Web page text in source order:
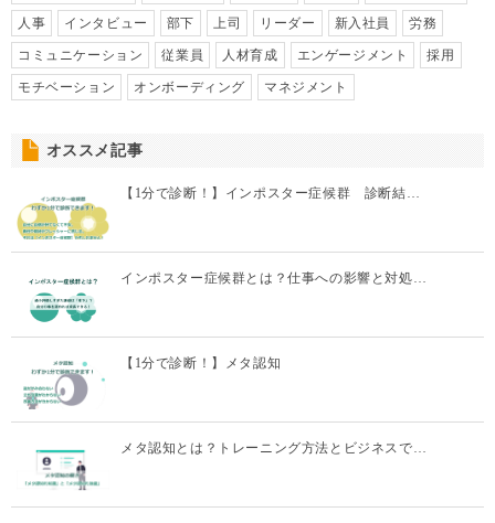
人事 インタビュー 部下 上司 リーダー 新入社員 労務
コミュニケーション 従業員 人材育成 エンゲージメント 採用
モチベーション オンボーディング マネジメント
オススメ記事
【1分で診断！】インポスター症候群 診断結…
インポスター症候群とは？仕事への影響と対処…
【1分で診断！】メタ認知
メタ認知とは？トレーニング方法とビジネスで…